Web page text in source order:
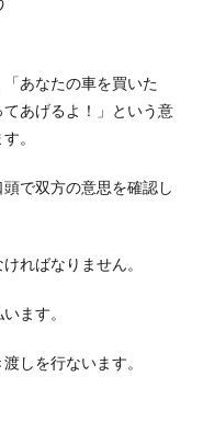
あなたの車を買いた
あげるよ！」という意
。
で双方の意思を確認し
ればなりません。
ます。
しを行ないます。